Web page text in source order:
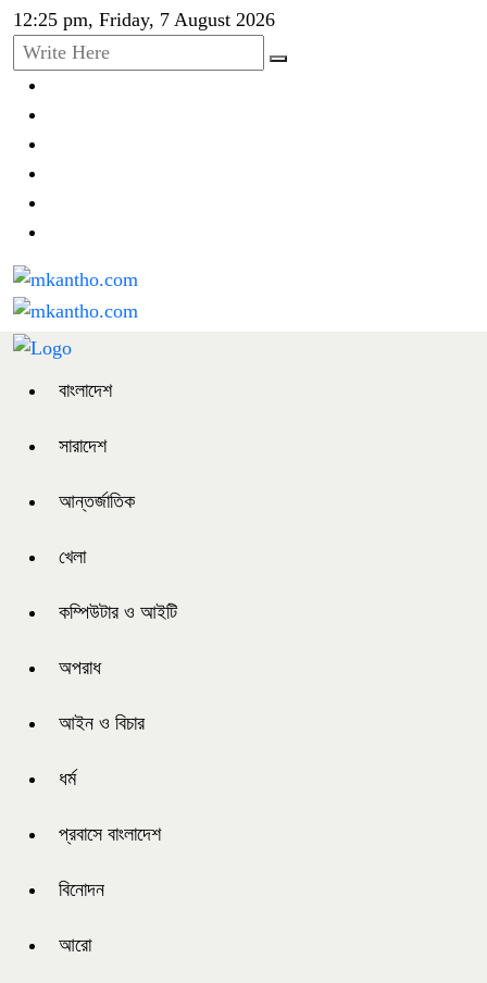
12:25 pm, Friday, 7 August 2026
বাংলাদেশ
সারাদেশ
আন্তর্জাতিক
খেলা
কম্পিউটার ও আইটি
অপরাধ
আইন ও বিচার
ধর্ম
প্রবাসে বাংলাদেশ
বিনোদন
আরো